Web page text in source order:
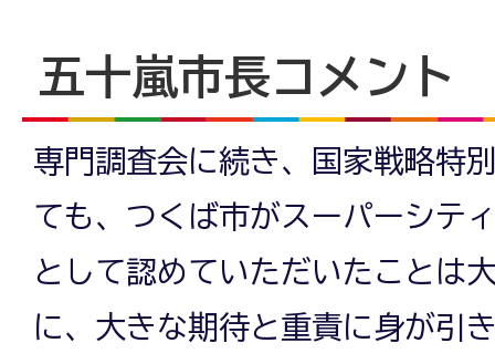
五十嵐市長コメント
専門調査会に続き、国家戦略特
ても、つくば市がスーパーシテ
として認めていただいたことは
に、大きな期待と重責に身が引